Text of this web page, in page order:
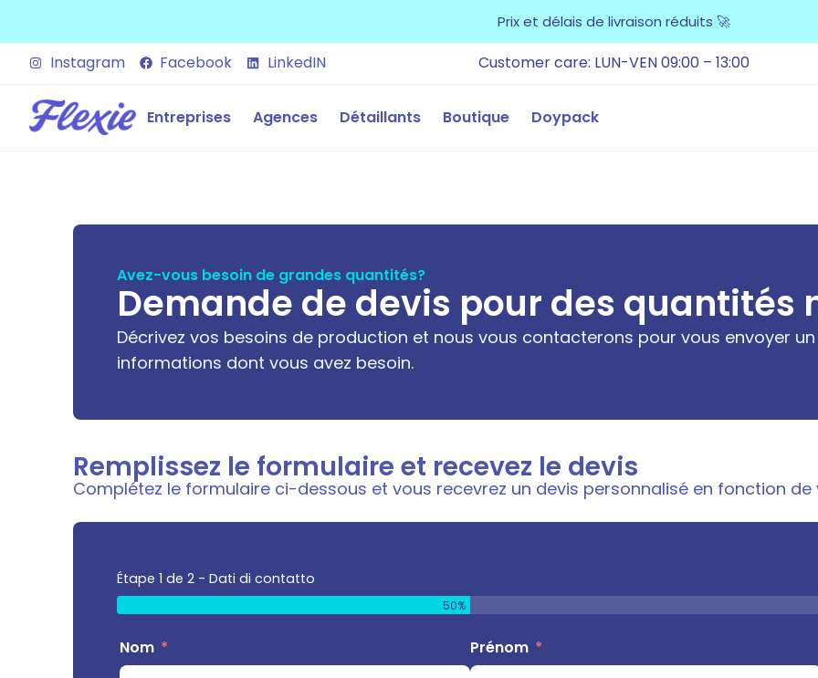
Prix et délais de livraison réduits 🚀
Instagram Facebook LinkedIN Customer care: LUN-VEN 09:00 – 13:00
Entreprises Agences Détaillants Boutique Doypack
Avez-vous besoin de grandes quantités?
Demande de devis pour des quantités
Décrivez vos besoins de production et nous vous contacterons pour vous envoyer
informations dont vous avez besoin.
Remplissez le formulaire et recevez le devis
Complétez le formulaire ci-dessous et vous recevrez un devis personnalisé en fonction de
Étape 1 de 2 - Dati di contatto
50%
Nom Prénom